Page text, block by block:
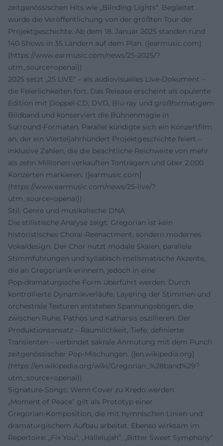
zeitgenössischen Hits wie „Blinding Lights“. Begleitet
wurde die Veröffentlichung von der größten Tour der
Projektgeschichte: Ab dem 18. Januar 2025 standen rund
140 Shows in 35 Ländern auf dem Plan. ([earmusic.com]
(https://www.earmusic.com/news/25-2025/?
utm_source=openai))
2025 setzt „25 LIVE“ – als audiovisuelles Live‑Dokument –
die Feierlichkeiten fort. Das Release erscheint als opulente
Edition mit Doppel‑CD, DVD, Blu‑ray und großformatigem
Bildband und konserviert die Bühnenmagie in
Surround‑Formaten. Parallel kündigte sich ein Konzertfilm
an, der ein Vierteljahrhundert Projektgeschichte feiert –
inklusive Zahlen, die die beachtliche Reichweite von mehr
als zehn Millionen verkauften Tonträgern und über 2.000
Konzerten markieren. ([earmusic.com]
(https://www.earmusic.com/news/25-live/?
utm_source=openai))
Stil, Genre und musikalische DNA
Die stilistische Analyse zeigt: Gregorian ist kein
historistisches Choral‑Reenactment, sondern modernes
Vokaldesign. Der Chor nutzt modale Skalen, parallele
Stimmführungen und syllabisch‑melismatische Akzente,
die an Gregorianik erinnern, jedoch in eine
Pop‑dramaturgische Form überführt werden. Durch
kontrollierte Dynamikverläufe, Layering der Stimmen und
orchestrale Texturen entstehen Spannungsbögen, die
zwischen Ruhe, Pathos und Katharsis oszillieren. Der
Produktionsansatz – Räumlichkeit, Tiefe, definierte
Transienten – verbindet sakrale Anmutung mit dem Punch
zeitgenössischer Pop‑Mischungen. ([en.wikipedia.org]
(https://en.wikipedia.org/wiki/Gregorian_%28band%29?
utm_source=openai))
Signature‑Songs: Wenn Cover zu Kredo werden
„Moment of Peace“ gilt als Prototyp einer
Gregorian‑Komposition, die mit hymnischen Linien und
dramaturgischem Aufbau arbeitet. Ebenso wirksam im
Repertoire: „Fix You“, „Hallelujah“, „Bitter Sweet Symphony“